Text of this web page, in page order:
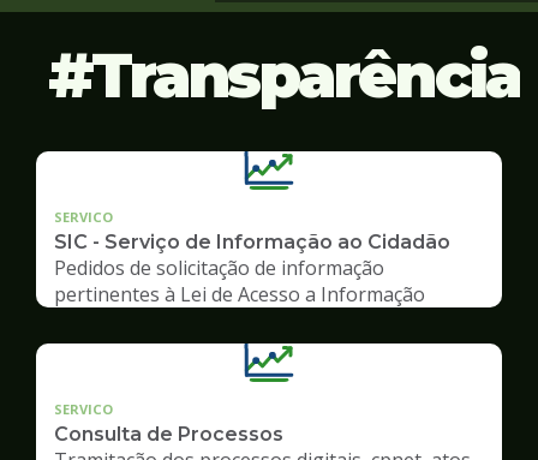
Transparência
SERVICO
SIC - Serviço de Informação ao Cidadão
Pedidos de solicitação de informação
pertinentes à Lei de Acesso a Informação
SERVICO
Consulta de Processos